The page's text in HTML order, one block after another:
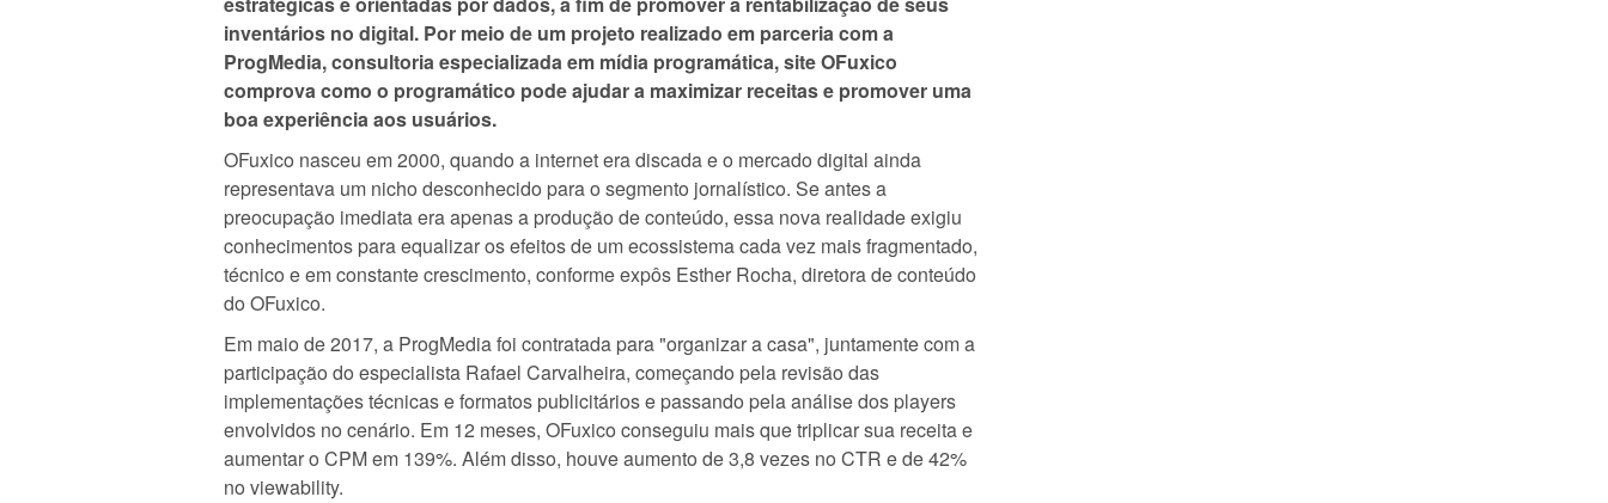
inventários no digital. Por meio de um projeto realizado em parceria com a
ProgMedia, consultoria especializada em mídia programática, site OFuxico
comprova como o programático pode ajudar a maximizar receitas e promover uma
boa experiência aos usuários.
OFuxico nasceu em 2000, quando a internet era discada e o mercado digital ainda
representava um nicho desconhecido para o segmento jornalístico. Se antes a
preocupação imediata era apenas a produção de conteúdo, essa nova realidade exigiu
conhecimentos para equalizar os efeitos de um ecossistema cada vez mais fragmentado,
técnico e em constante crescimento, conforme expôs Esther Rocha, diretora de conteúdo
do OFuxico.
Em maio de 2017, a ProgMedia foi contratada para "organizar a casa", juntamente com a
participação do especialista Rafael Carvalheira, começando pela revisão das
implementações técnicas e formatos publicitários e passando pela análise dos players
envolvidos no cenário. Em 12 meses, OFuxico conseguiu mais que triplicar sua receita e
aumentar o CPM em 139%. Além disso, houve aumento de 3,8 vezes no CTR e de 42%
no viewability.